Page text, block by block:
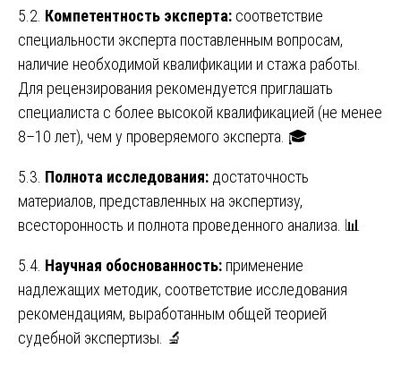
5.2. Компетентность эксперта: соответствие
специальности эксперта поставленным вопросам,
наличие необходимой квалификации и стажа работы.
Для рецензирования рекомендуется приглашать
специалиста с более высокой квалификацией (не менее
8–10 лет), чем у проверяемого эксперта. 🎓
5.3. Полнота исследования: достаточность
материалов, представленных на экспертизу,
всесторонность и полнота проведенного анализа. 📊
5.4. Научная обоснованность: применение
надлежащих методик, соответствие исследования
рекомендациям, выработанным общей теорией
судебной экспертизы. 🔬